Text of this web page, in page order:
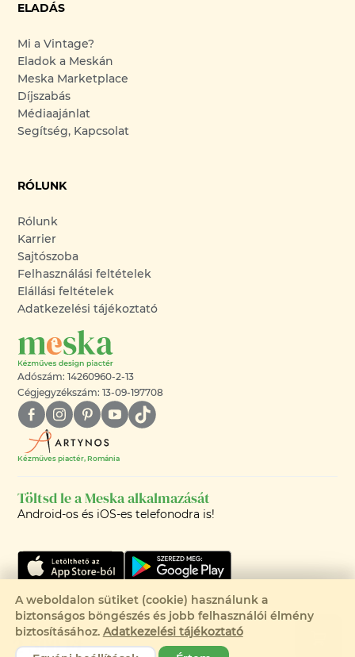
Csak 1 elérhető
2 500 Ft
ELADÁS
Mi a Vintage?
Eladok a Meskán
Meska Marketplace
Díjszabás
Médiaajánlat
Segítség, Kapcsolat
RÓLUNK
Rólunk
Karrier
Sajtószoba
Felhasználási feltételek
Elállási feltételek
Adatkezelési tájékoztató
Adószám: 14260960-2-13
Cégjegyzékszám: 13-09-197708
Kézműves piactér, Románia
Töltsd le a Meska alkalmazását
Android-os és iOS-es telefonodra is!
©2008-2026 - MESKA.HU -
MINDEN JOG FENNTARTVA!
A weboldalon sütiket (cookie) használunk a
biztonságos böngészés és jobb felhasználói élmény
biztosításához. Adatkezelési tájékoztató